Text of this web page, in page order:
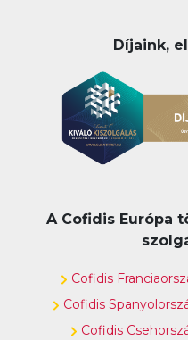
Díjaink,
A Cofidis Európa
Cofidis
Cofidis
Cofidis